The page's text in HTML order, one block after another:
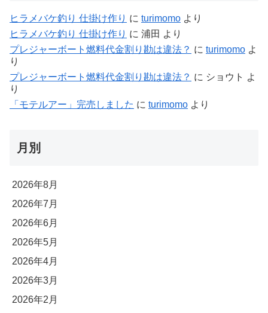
ヒラメバケ釣り 仕掛け作り に turimomo より
ヒラメバケ釣り 仕掛け作り に 浦田 より
プレジャーボート燃料代金割り勘は違法？ に turimomo よ
り
プレジャーボート燃料代金割り勘は違法？ に ショウト よ
り
「モテルアー」完売しました に turimomo より
月別
2026年8月
2026年7月
2026年6月
2026年5月
2026年4月
2026年3月
2026年2月